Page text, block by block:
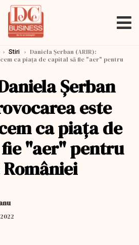
› Stiri › Daniela Şerban (ARIR):
ca piaţa de capital să fie "aer" pentru
Şerban
este
ca piaţa de
"aer" pentru